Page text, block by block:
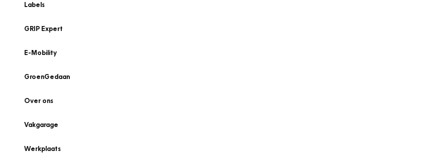
Labels
GRIP Expert
E-Mobility
GroenGedaan
Over ons
Vakgarage
Werkplaats